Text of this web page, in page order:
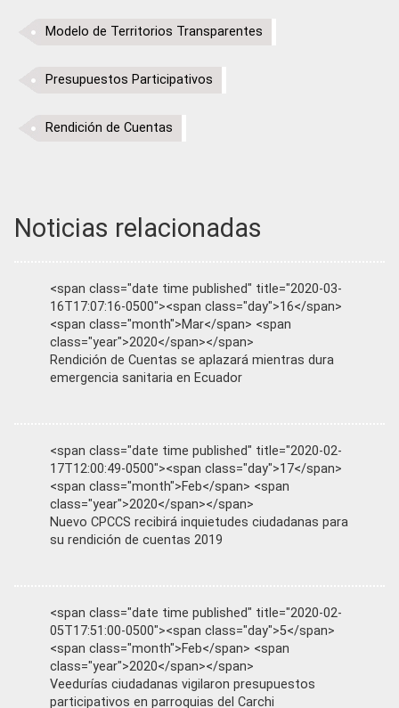
Modelo de Territorios Transparentes
Presupuestos Participativos
Rendición de Cuentas
Noticias relacionadas
<span class="date time published" title="2020-03-
16T17:07:16-0500"><span class="day">16</span>
<span class="month">Mar</span> <span
class="year">2020</span></span>
Rendición de Cuentas se aplazará mientras dura
emergencia sanitaria en Ecuador
<span class="date time published" title="2020-02-
17T12:00:49-0500"><span class="day">17</span>
<span class="month">Feb</span> <span
class="year">2020</span></span>
Nuevo CPCCS recibirá inquietudes ciudadanas para
su rendición de cuentas 2019
<span class="date time published" title="2020-02-
05T17:51:00-0500"><span class="day">5</span>
<span class="month">Feb</span> <span
class="year">2020</span></span>
Veedurías ciudadanas vigilaron presupuestos
participativos en parroquias del Carchi